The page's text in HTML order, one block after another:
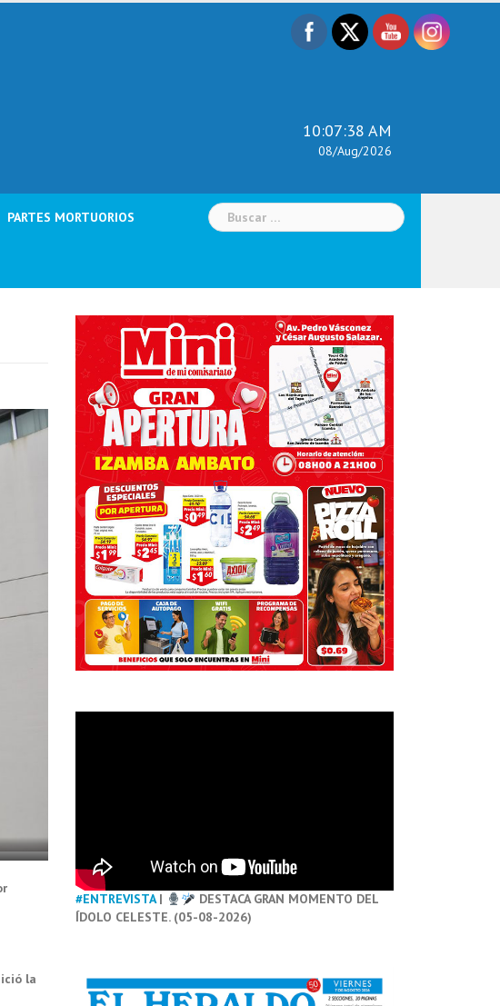
10:07:39 AM
08/Aug/2026
PARTES MORTUORIOS Buscar:
la
#ENTREVISTA|
DESTACA GRAN MOMENTO DEL
ÍDOLO CELESTE. (05-08-2026)